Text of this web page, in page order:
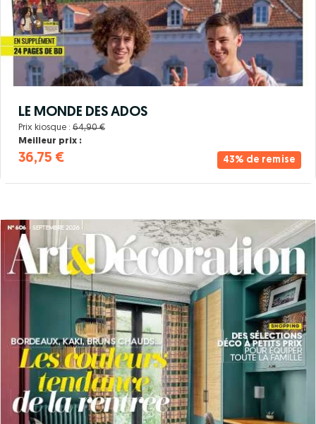
43% de remise
LE MONDE DES ADOS
Prix kiosque : 64,90 €
Meilleur prix :
36,75 €